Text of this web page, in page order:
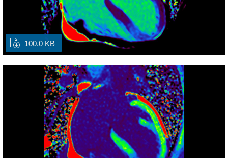
100.0 KB